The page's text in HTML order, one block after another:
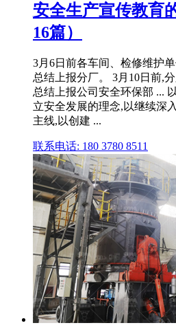
安全生产宣传教育
16篇）
3月6日前各车间、检修维护
总结上报分厂。 3月10日前,
总结上报公司安全环保部 ...
立安全发展的理念,以继续深
主线,以创建 ...
联系电话: 180 3780 8511